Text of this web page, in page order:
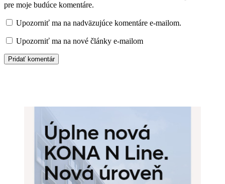
pre moje budúce komentáre.
Upozorniť ma na nadväzujúce komentáre e-mailom.
Upozorniť ma na nové články e-mailom